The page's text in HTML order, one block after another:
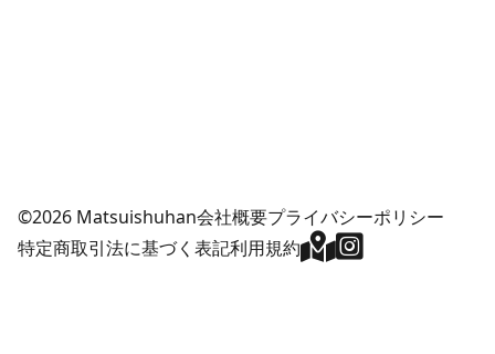
©2026 Matsuishuhan会社概要プライバシーポリシー
特定商取引法に基づく表記利用規約